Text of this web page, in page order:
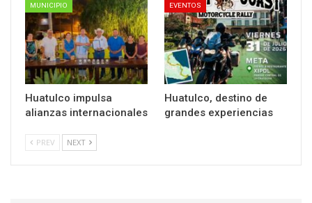
MUNICIPIO
Huatulco impulsa
alianzas internacionales
EVENTOS
Huatulco, destino de
grandes experiencias
PREV NEXT